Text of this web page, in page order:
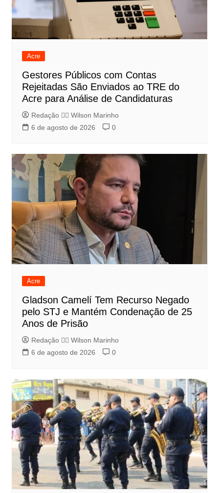
Acre
Gestores Públicos com Contas
Rejeitadas São Enviados ao TRE do
Acre para Análise de Candidaturas
Redação 👨‍⚖️​ Wilson Marinho
6 de agosto de 2026
0
Acre
Gladson Camelí Tem Recurso Negado
pelo STJ e Mantém Condenação de 25
Anos de Prisão
Redação 👨‍⚖️​ Wilson Marinho
6 de agosto de 2026
0